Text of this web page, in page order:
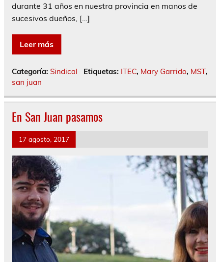
durante 31 años en nuestra provincia en manos de
sucesivos dueños, […]
Leer más
Categoría: Sindical Etiquetas: ITEC, Mary Garrido, MST,
san juan
En San Juan pasamos
17 agosto, 2017